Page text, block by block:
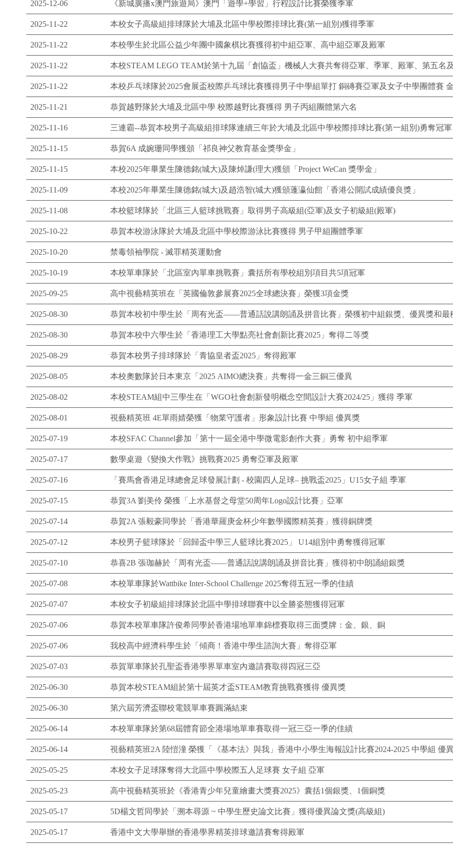
2025-12-06 《新城廣播x澳門旅遊局》澳門「遊學+學習」行程設計比賽榮獲季軍
2025-11-22 本校女子高級組排球隊於大埔及北區中學校際排球比賽(第一組別)獲得季軍
2025-11-22 本校學生於北區公益少年團中國象棋比賽獲得初中組亞軍、高中組亞軍及殿軍
2025-11-22 本校STEAM LEGO TEAM於第十九屆「創協盃」機械人大賽共奪得亞軍、季軍、殿軍、第五名
2025-11-22 本校乒乓球隊於2025會展盃校際乒乓球比賽獲得男子中學組單打 銅磚賽亞軍及女子中學團體賽
2025-11-21 恭賀越野隊於大埔及北區中學 校際越野比賽獲得 男子丙組團體第六名
2025-11-16 三連霸--恭賀本校男子高級組排球隊連續三年於大埔及北區中學校際排球比賽(第一組別)勇奪冠軍
2025-11-15 恭賀6A 成婉珊同學獲頒「祁良神父教育基金獎學金」
2025-11-15 本校2025年畢業生陳德銘(城大)及陳焯謙(理大)獲頒「Project WeCan 獎學金」
2025-11-09 本校2025年畢業生陳德銘(城大)及趙浩智(城大)獲頒蓬瀛仙館「香港公開試成績優良獎」
2025-11-08 本校籃球隊於「北區三人籃球挑戰賽」取得男子高級組(亞軍)及女子初級組(殿軍)
2025-10-22 恭賀本校游泳隊於大埔及北區中學校際游泳比賽獲得 男子甲組團體季軍
2025-10-20 禁毒領袖學院 - 滅罪精英運動會
2025-10-19 本校單車隊於「北區室內單車挑戰賽」囊括所有學校組別項目共5項冠軍
2025-09-25 高中視藝精英班在「英國倫敦參展賽2025全球總決賽」榮獲3項金獎
2025-08-30 恭賀本校初中學生於「周有光盃——普通話說講朗誦及拼音比賽」榮獲初中組銀獎、優異獎和最
2025-08-30 恭賀本校中六學生於「香港理工大學點亮社會創新比賽2025」奪得二等獎
2025-08-29 恭賀本校男子排球隊於「青協皇者盃2025」奪得殿軍
2025-08-05 本校奧數隊於日本東京「2025 AIMO總決賽」共奪得一金三銅三優異
2025-08-02 本校STEAM組中三學生在「WGO社會創新發明概念空間設計大賽2024/25」獲得 季軍
2025-08-01 視藝精英班 4E單雨婧榮獲「物業守護者」形象設計比賽 中學組 優異獎
2025-07-19 本校SFAC Channel參加「第十一屆全港中學微電影創作大賽」勇奪 初中組季軍
2025-07-17 數學桌遊《變換大作戰》挑戰賽2025 勇奪亞軍及殿軍
2025-07-16 「賽馬會香港足球總會足球發展計劃 - 校園四人足球– 挑戰盃2025」U15女子組 季軍
2025-07-15 恭賀3A 劉美伶 榮獲「上水基督之母堂50周年Logo設計比賽」亞軍
2025-07-14 恭賀2A 張毅豪同學於「香港華羅庚金杯少年數學國際精英賽」獲得銅牌獎
2025-07-12 本校男子籃球隊於「回歸盃中學三人籃球比賽2025」 U14組別中勇奪獲得冠軍
2025-07-10 恭喜2B 張珈赫於「周有光盃——普通話說講朗誦及拼音比賽」獲得初中朗誦組銀獎
2025-07-08 本校單車隊於Wattbike Inter-School Challenge 2025奪得五冠一季的佳績
2025-07-07 本校女子初級組排球隊於北區中學排球聯賽中以全勝姿態獲得冠軍
2025-07-06 恭賀本校單車隊許俊希同學於香港場地單車錦標賽取得三面獎牌：金、銀、銅
2025-07-06 我校高中經濟科學生於「傾商！香港中學生諮詢大賽」奪得亞軍
2025-07-03 恭賀單車隊於孔聖盃香港學界單車室內邀請賽取得四冠三亞
2025-06-30 恭賀本校STEAM組於第十屆英才盃STEAM教育挑戰賽獲得 優異獎
2025-06-30 第六屆芳濟盃聯校電競單車賽圓滿結束
2025-06-14 本校單車隊於第68屆體育節全港場地單車賽取得一冠三亞一季的佳績
2025-06-14 視藝精英班2A 陸愷潼 榮獲「《基本法》與我」香港中小學生海報設計比賽2024-2025 中學組 優
2025-05-25 本校女子足球隊奪得大北區中學校際五人足球賽 女子組 亞軍
2025-05-23 高中視藝精英班於《香港青少年兒童繪畫大獎賽2025》囊括1個銀獎、1個銅獎
2025-05-17 5D楊文哲同學於「溯本尋源 ~ 中學生歷史論文比賽」獲得優異論文獎(高級組)
2025-05-17 香港中文大學舉辦的香港學界精英排球邀請賽奪得殿軍